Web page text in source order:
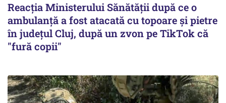
Reacția Ministerului Sănătății după ce o
ambulanță a fost atacată cu topoare și pietre
în județul Cluj, după un zvon pe TikTok că
"fură copii"